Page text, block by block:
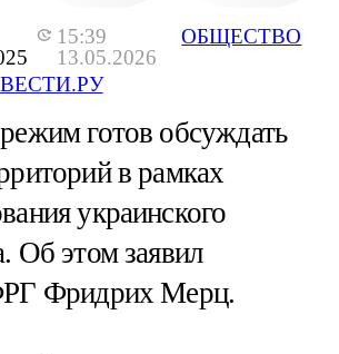
15:39
13.05.2026
ОБЩЕСТВО
готов обсуждать
в рамках
украинского
Об этом заявил
Фридрих Мерц.